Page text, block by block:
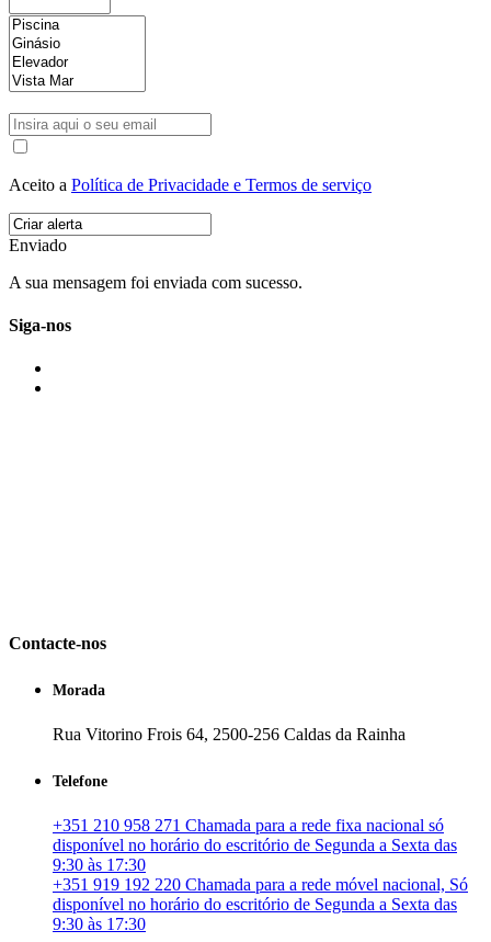
Aceito a Política de Privacidade e Termos de serviço
Enviado
A sua mensagem foi enviada com sucesso.
Siga-nos
Contacte-nos
Morada
Rua Vitorino Frois 64, 2500-256 Caldas da Rainha
Telefone
+351 210 958 271 Chamada para a rede fixa nacional só
disponível no horário do escritório de Segunda a Sexta das
9:30 às 17:30
+351 919 192 220 Chamada para a rede móvel nacional, Só
disponível no horário do escritório de Segunda a Sexta das
9:30 às 17:30